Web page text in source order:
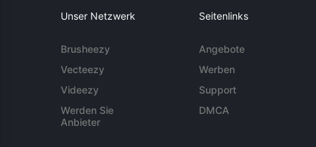
Unser Netzwerk
Brusheezy
Vecteezy
Videezy
Werden Sie
Anbieter
Seitenlinks
Angebote
Werben
Support
DMCA